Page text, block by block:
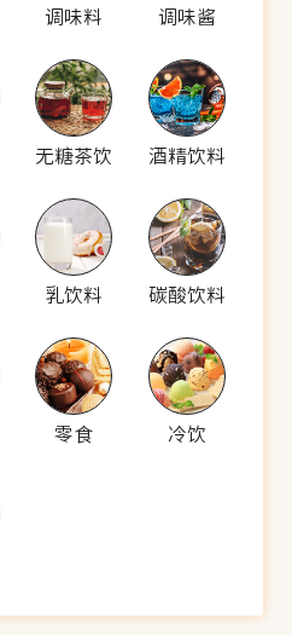
调味料 调味酱
无糖茶饮 酒精饮料
乳饮料 碳酸饮料
零食 冷饮